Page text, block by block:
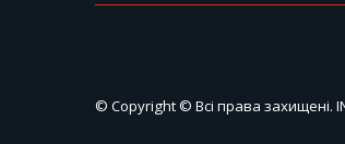
© Copyright © Всі права захищені.